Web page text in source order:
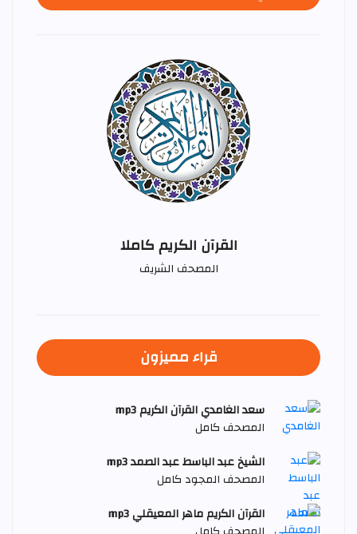
القرآن الكريم كاملا
المصحف الشريف
قراء مميزون
سعد الغامدي القرآن الكريم mp3
المصحف كامل
الشيخ عبد الباسط عبد الصمد mp3
المصحف المجود كامل
القرآن الكريم ماهر المعيقلي mp3